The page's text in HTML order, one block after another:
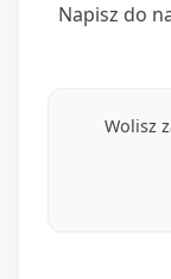
Napisz do
Wolisz